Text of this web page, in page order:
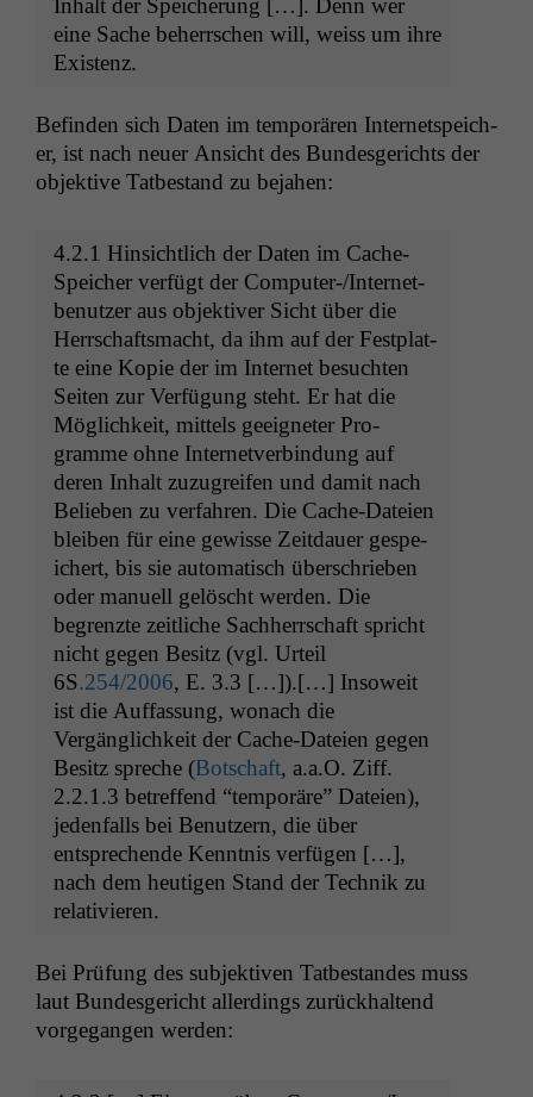
eine Sache beherrschen will, weiss um ihre
Existenz.
Befind­en sich Dat­en im tem­porären Inter­net­spe­ich­
er, ist nach neuer Ansicht des Bun­des­gerichts der
objek­tive Tatbe­stand zu bejahen:
4.2.1 Hin­sichtlich der Dat­en im Cache-
Spe­ich­er ver­fügt der Com­put­er-/In­ter­net­
be­nutzer aus objek­tiv­er Sicht über die
Herrschafts­macht, da ihm auf der Fest­plat­
te eine Kopie der im Inter­net besucht­en
Seit­en zur Ver­fü­gung ste­ht. Er hat die
Möglichkeit, mit­tels geeigneter Pro­
gramme ohne Inter­netverbindung auf
deren Inhalt zuzu­greifen und damit nach
Belieben zu ver­fahren. Die Cache-Dateien
bleiben für eine gewisse Zeit­dauer gespe­
ichert, bis sie automa­tisch über­schrieben
oder manuell gelöscht wer­den. Die
begren­zte zeitliche Sach­herrschaft spricht
nicht gegen Besitz (vgl. Urteil
6S.254/2006, E. 3.3 […]).[…] Insoweit
ist die Auf­fas­sung, wonach die
Vergänglichkeit der Cache-Dateien gegen
Besitz spreche (Botschaft, a.a.O. Ziff.
2.2.1.3 betr­e­f­fend “tem­poräre” Dateien),
jeden­falls bei Benutzern, die über
entsprechende Ken­nt­nis ver­fü­gen […],
nach dem heuti­gen Stand der Tech­nik zu
relativieren.
Bei Prü­fung des sub­jek­tiv­en Tatbe­standes muss
laut Bun­des­gericht allerd­ings zurück­hal­tend
vorge­gan­gen werden: